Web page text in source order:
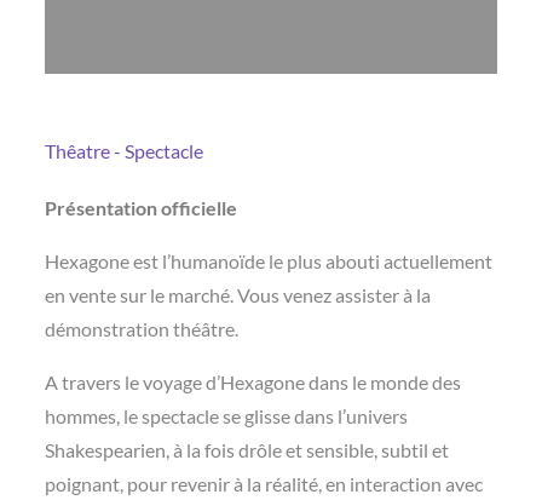
Thêatre - Spectacle
Présentation officielle
Hexagone est l’humanoïde le plus abouti actuellement
en vente sur le marché. Vous venez assister à la
démonstration théâtre.
A travers le voyage d’Hexagone dans le monde des
hommes, le spectacle se glisse dans l’univers
Shakespearien, à la fois drôle et sensible, subtil et
poignant, pour revenir à la réalité, en interaction avec